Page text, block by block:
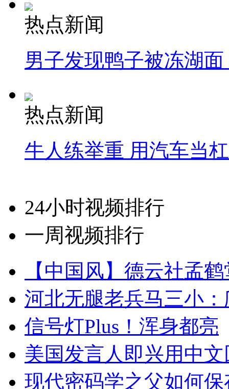
热点新闻
男子发现鸭子被冻湖
热点新闻
牛人练举重 用汽车当
24小时视频排行
一周视频排行
【中国风】德云社孟
河北无腿老兵马三小
信号灯Plus！浑身都亮
美国发言人即兴用中
现代密码学之父如何